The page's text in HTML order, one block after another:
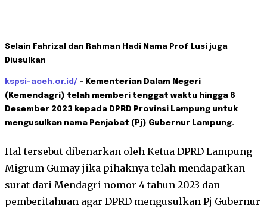
Selain Fahrizal dan Rahman Hadi Nama Prof Lusi juga
Diusulkan
kspsi-aceh.or.id/ – Kementerian Dalam Negeri
(Kemendagri) telah memberi tenggat waktu hingga 6
Desember 2023 kepada DPRD Provinsi Lampung untuk
mengusulkan nama Penjabat (Pj) Gubernur Lampung.
Hal tersebut dibenarkan oleh Ketua DPRD Lampung
Migrum Gumay jika pihaknya telah mendapatkan
surat dari Mendagri nomor 4 tahun 2023 dan
pemberitahuan agar DPRD mengusulkan Pj Gubernur